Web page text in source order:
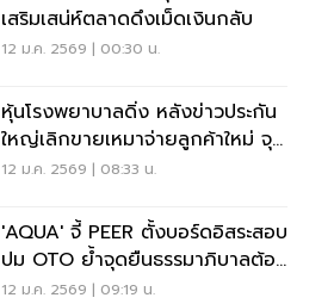
เสริมเสน่ห์ตลาดดึงเม็ดเงินกลับ
12 ม.ค. 2569 | 00:30 น.
หุ้นโรงพยาบาลดิ่ง หลังข่าวประกัน
ใหญ่เลิกขายเหมาจ่ายลูกค้าใหม่ จุด
ชนวนแรงขาย
12 ม.ค. 2569 | 08:33 น.
'AQUA' จี้ PEER ตั้งบอร์ดอิสระสอบ
ปม OTO ย้ำจุดยืนธรรมาภิบาลต้อง
โปร่งใส
12 ม.ค. 2569 | 09:19 น.